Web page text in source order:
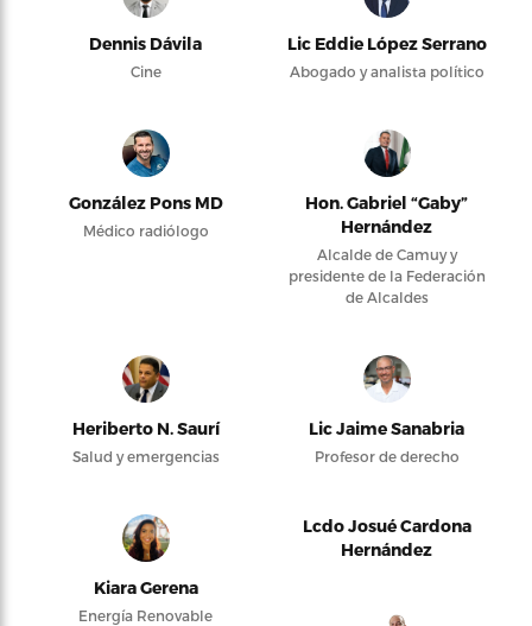
Dennis Dávila
Cine
Lic Eddie López Serrano
Abogado y analista político
González Pons MD
Médico radiólogo
Hon. Gabriel “Gaby”
Hernández
Alcalde de Camuy y
presidente de la Federación
de Alcaldes
Heriberto N. Saurí
Salud y emergencias
Lic Jaime Sanabria
Profesor de derecho
Kiara Gerena
Energía Renovable
Lcdo Josué Cardona
Hernández